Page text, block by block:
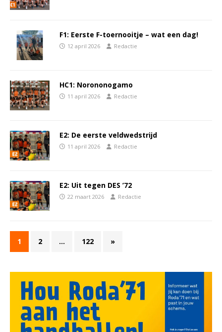
F1: Eerste F-toernooitje – wat een dag!
12 april 2026 Redactie
HC1: Norononogamo
11 april 2026 Redactie
E2: De eerste veldwedstrijd
11 april 2026 Redactie
E2: Uit tegen DES ’72
22 maart 2026 Redactie
1 2 … 122 »